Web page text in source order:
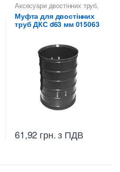
Аксесуари двостінних труб,
Муфти з'єднувальні ДКС
Муфта для двостінних
труб ДКС d63 мм 015063
61,92 грн.з ПДВ